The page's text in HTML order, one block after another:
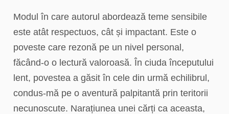
Modul în care autorul abordează teme sensibile
este atât respectuos, cât și impactant. Este o
poveste care rezonă pe un nivel personal,
făcând-o o lectură valoroasă. În ciuda începutului
lent, povestea a găsit în cele din urmă echilibrul,
condus-mă pe o aventură palpitantă prin teritorii
necunoscute. Narațiunea unei cărți ca aceasta,